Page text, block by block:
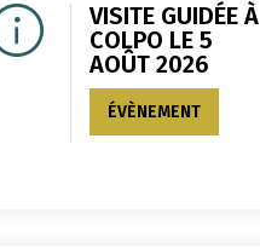
VISITE GUIDÉE À
COLPO LE 5
AOÛT 2026
ÉVÈNEMENT